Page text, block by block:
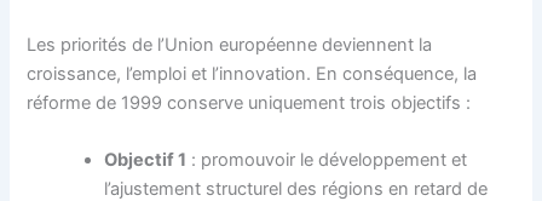
Les priorités de l’Union européenne deviennent la
croissance, l’emploi et l’innovation. En conséquence, la
réforme de 1999 conserve uniquement trois objectifs :
Objectif 1 : promouvoir le développement et
l’ajustement structurel des régions en retard de